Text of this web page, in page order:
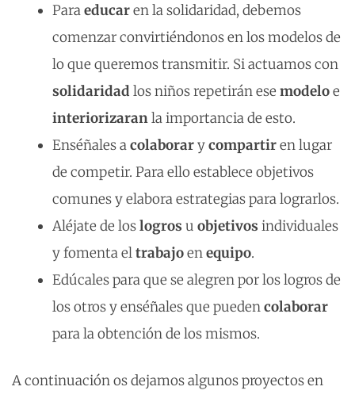
Paraeducaren la solidaridad, debemos
comenzar convirtiéndonos en los modelos de
lo que queremos transmitir. Si actuamos con
solidaridad los niños repetirán ese modeloe
interiorizaranla importancia de esto.
Enséñales acolaborarycompartiren lugar
de competir. Para ello establece objetivos
comunes y elabora estrategias para lograrlos.
Aléjate de loslogros u objetivos individuales
y fomenta eltrabajoenequipo.
Edúcales para que se alegren por los logros de
los otros y enséñales que puedencolaborar
para la obtención de los mismos.
A continuación os dejamos algunos proyectos en